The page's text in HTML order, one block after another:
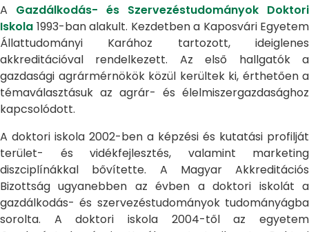
A Gazdálkodás- és Szervezéstudományok Doktori
Iskola 1993-ban alakult. Kezdetben a Kaposvári Egyetem
Állattudományi Karához tartozott, ideiglenes
akkreditációval rendelkezett. Az első hallgatók a
gazdasági agrármérnökök közül kerültek ki, érthetően a
témaválasztásuk az agrár- és élelmiszergazdasághoz
kapcsolódott.
A doktori iskola 2002-ben a képzési és kutatási profilját
terület- és vidékfejlesztés, valamint marketing
diszciplínákkal bővítette. A Magyar Akkreditációs
Bizottság ugyanebben az évben a doktori iskolát a
gazdálkodás- és szervezéstudományok tudományágba
sorolta. A doktori iskola 2004-től az egyetem